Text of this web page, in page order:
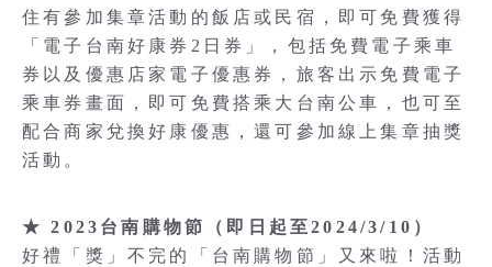
住有參加集章活動的飯店或民宿，即可免費獲得
「電子台南好康券2日券」，包括免費電子乘車
券以及優惠店家電子優惠券，旅客出示免費電子
乘車券畫面，即可免費搭乘大台南公車，也可至
配合商家兌換好康優惠，還可參加線上集章抽獎
活動。
★ 2023台南購物節（即日起至2024/3/10）
好禮「獎」不完的「台南購物節」又來啦！活動